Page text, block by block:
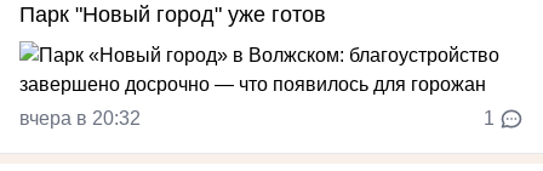
Парк "Новый город" уже готов
вчера в 20:32 1